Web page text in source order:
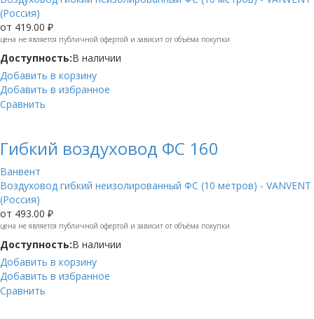
(Россия)
от 419.00 ₽
цена не является публичной офертой и зависит от объёма покупки
Доступность:В наличии
Добавить в корзину
Добавить в избранное
Сравнить
Гибкий воздуховод ФС 160
Ванвент
Воздуховод гибкий неизолированный ФС (10 метров) - VANVENT
(Россия)
от 493.00 ₽
цена не является публичной офертой и зависит от объёма покупки
Доступность:В наличии
Добавить в корзину
Добавить в избранное
Сравнить